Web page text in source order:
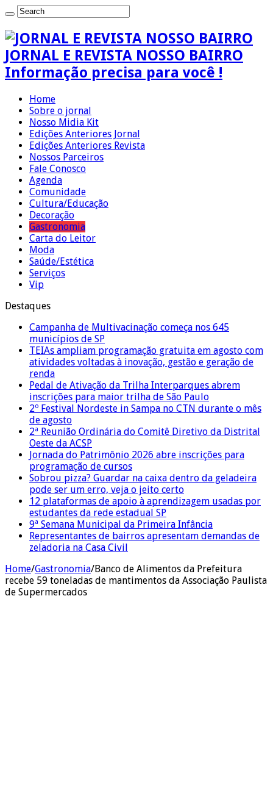
JORNAL E REVISTA NOSSO BAIRRO
Informação precisa para você !
Home
Sobre o jornal
Nosso Midia Kit
Edições Anteriores Jornal
Edições Anteriores Revista
Nossos Parceiros
Fale Conosco
Agenda
Comunidade
Cultura/Educação
Decoração
Gastronomia
Carta do Leitor
Moda
Saúde/Estética
Serviços
Vip
Destaques
Campanha de Multivacinação começa nos 645
municípios de SP
TEIAs ampliam programação gratuita em agosto com
atividades voltadas à inovação, gestão e geração de
renda
Pedal de Ativação da Trilha Interparques abrem
inscrições para maior trilha de São Paulo
2º Festival Nordeste in Sampa no CTN durante o mês
de agosto
2ª Reunião Ordinária do Comitê Diretivo da Distrital
Oeste da ACSP
Jornada do Patrimônio 2026 abre inscrições para
programação de cursos
Sobrou pizza? Guardar na caixa dentro da geladeira
pode ser um erro, veja o jeito certo
12 plataformas de apoio à aprendizagem usadas por
estudantes da rede estadual SP
9ª Semana Municipal da Primeira Infância
Representantes de bairros apresentam demandas de
zeladoria na Casa Civil
Home/Gastronomia/Banco de Alimentos da Prefeitura
recebe 59 toneladas de mantimentos da Associação Paulista
de Supermercados